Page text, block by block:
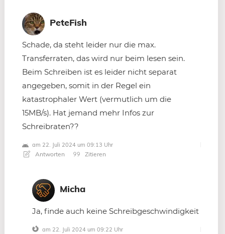
PeteFish
Schade, da steht leider nur die max.
Transferraten, das wird nur beim lesen sein.
Beim Schreiben ist es leider nicht separat
angegeben, somit in der Regel ein
katastrophaler Wert (vermutlich um die
15MB/s). Hat jemand mehr Infos zur
Schreibraten??
am 22. Juli 2024 um 09:13 Uhr
Antworten Zitieren
Micha
Ja, finde auch keine Schreibgeschwindigkeit
am 22. Juli 2024 um 09:22 Uhr